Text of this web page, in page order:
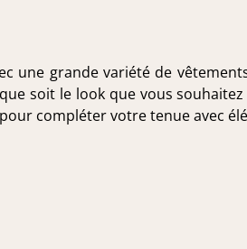
une grande variété de
soit le look que vous
compléter votre tenue avec